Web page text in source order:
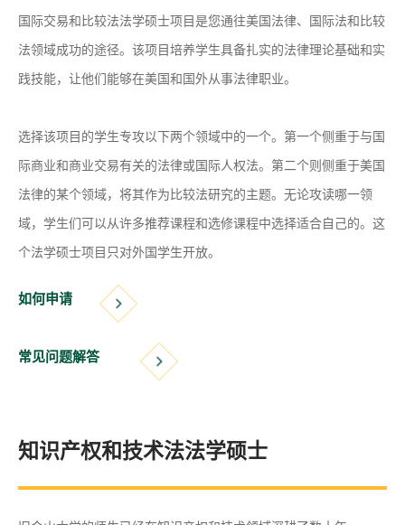
国际交易和比较法法学硕士项目是您通往美国法律、国际法和比较
法领域成功的途径。该项目培养学生具备扎实的法律理论基础和实
践技能，让他们能够在美国和国外从事法律职业。
选择该项目的学生专攻以下两个领域中的一个。第一个侧重于与国
际商业和商业交易有关的法律或国际人权法。第二个则侧重于美国
法律的某个领域，将其作为比较法研究的主题。无论攻读哪一领
域，学生们可以从许多推荐课程和选修课程中选择适合自己的。这
个法学硕士项目只对外国学生开放。
如何申请
常见问题解答
知识产权和技术法法学硕士